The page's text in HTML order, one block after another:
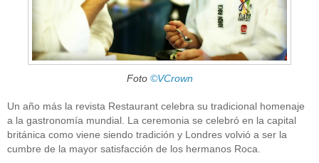
Foto ©VCrown
Un año más la revista Restaurant celebra su tradicional homenaje
a la gastronomía mundial. La ceremonia se celebró en la capital
británica como viene siendo tradición y Londres volvió a ser la
cumbre de la mayor satisfacción de los hermanos Roca.